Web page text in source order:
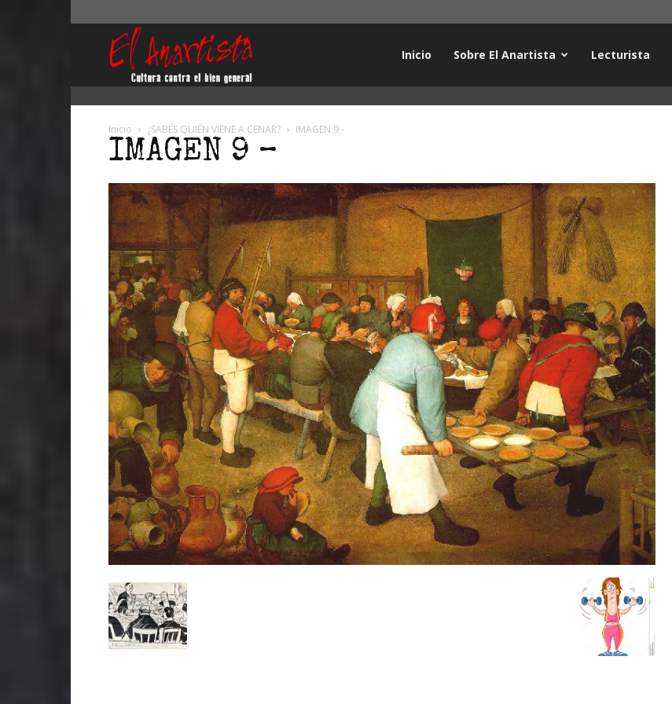
Inicio Sobre El Anartista Lecturista
Inicio ¿SABÉS QUIÉN VIENE A CENAR? IMAGEN 9 -
IMAGEN 9 –